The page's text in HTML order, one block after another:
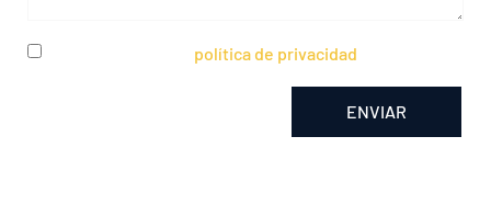
política de privacidad
ENVIAR